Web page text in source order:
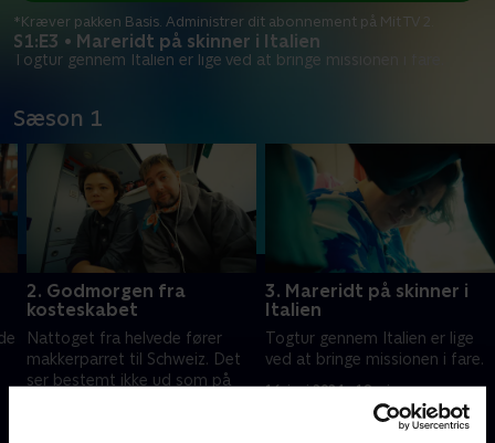
S1:E3 • Mareridt på skinner i Italien
Togtur gennem Italien er lige ved at bringe missionen i fare.
*Kræver pakken Basis. Administrer dit abonnement på Mit TV 2.
Sæson 1
2. Godmorgen fra
kosteskabet
Nattoget fra helvede fører
makkerparret til Schweiz. Det
ser bestemt ikke ud som på
3. Mareridt på skinner i
Italien
Togtur gennem Italien er lige
ved at bringe missionen i fare.
16. juni 2024 • 19 min